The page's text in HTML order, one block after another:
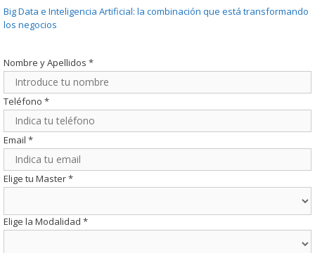
Big Data e Inteligencia Artificial: la combinación que está transformando
los negocios
Nombre y Apellidos *
Teléfono *
Email *
Elige tu Master*
Elige la Modalidad *